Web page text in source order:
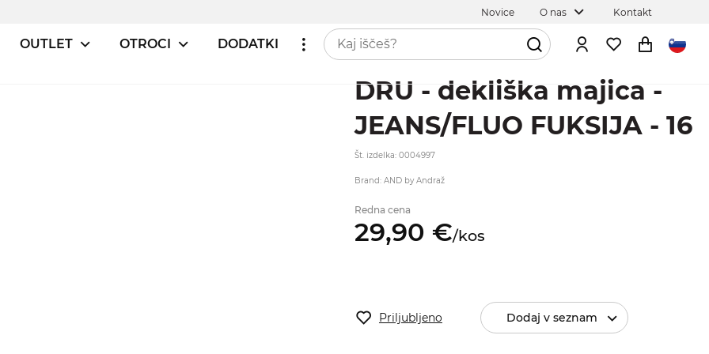
Novice O nas Kontakt
OUTLET OTROCI DODATKI
DRU - dekliška majica -
JEANS/FLUO FUKSIJA - 16
Št. izdelka: 0004997
Brand: AND by Andraž
Redna cena
29,90 €/kos
Priljubljeno Dodaj v seznam